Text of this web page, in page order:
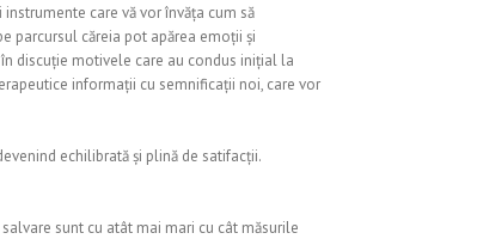
care vă vor învăța cum să
parcursul căreia pot apărea emoții și
discuție motivele care au condus inițial la
informații cu semnificații noi, care vor
echilibrată și plină de satifacții.
sunt cu atât mai mari cu cât măsurile